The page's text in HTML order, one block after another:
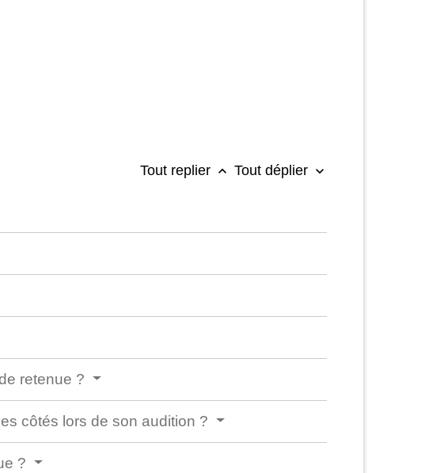
Tout replier keyboard_arrow_up Tout déplier keyboard_arrow_down
retenue ?
côtés lors de son audition ?
?